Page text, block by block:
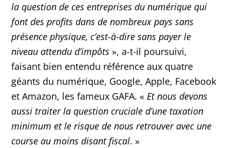
la question de ces entreprises du numérique qui
font des profits dans de nombreux pays sans
présence physique, c’est-à-dire sans payer le
niveau attendu d’impôts », a-t-il poursuivi,
faisant bien entendu référence aux quatre
géants du numérique, Google, Apple, Facebook
et Amazon, les fameux GAFA. «Et nous devons
aussi traiter la question cruciale d’une taxation
minimum et le risque de nous retrouver avec une
course au moins disant fiscal. »